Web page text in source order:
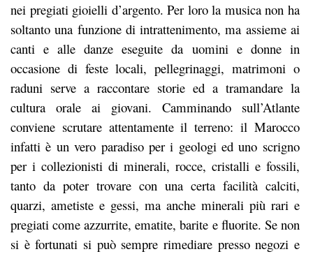
nei pregiati gioielli d’argento. Per loro la musica non ha
soltanto una funzione di intrattenimento, ma assieme ai
canti e alle danze eseguite da uomini e donne in
occasione di feste locali, pellegrinaggi, matrimoni o
raduni serve a raccontare storie ed a tramandare la
cultura orale ai giovani. Camminando sull’Atlante
conviene scrutare attentamente il terreno: il Marocco
infatti è un vero paradiso per i geologi ed uno scrigno
per i collezionisti di minerali, rocce, cristalli e fossili,
tanto da poter trovare con una certa facilità calciti,
quarzi, ametiste e gessi, ma anche minerali più rari e
pregiati come azzurrite, ematite, barite e fluorite. Se non
si è fortunati si può sempre rimediare presso negozi e